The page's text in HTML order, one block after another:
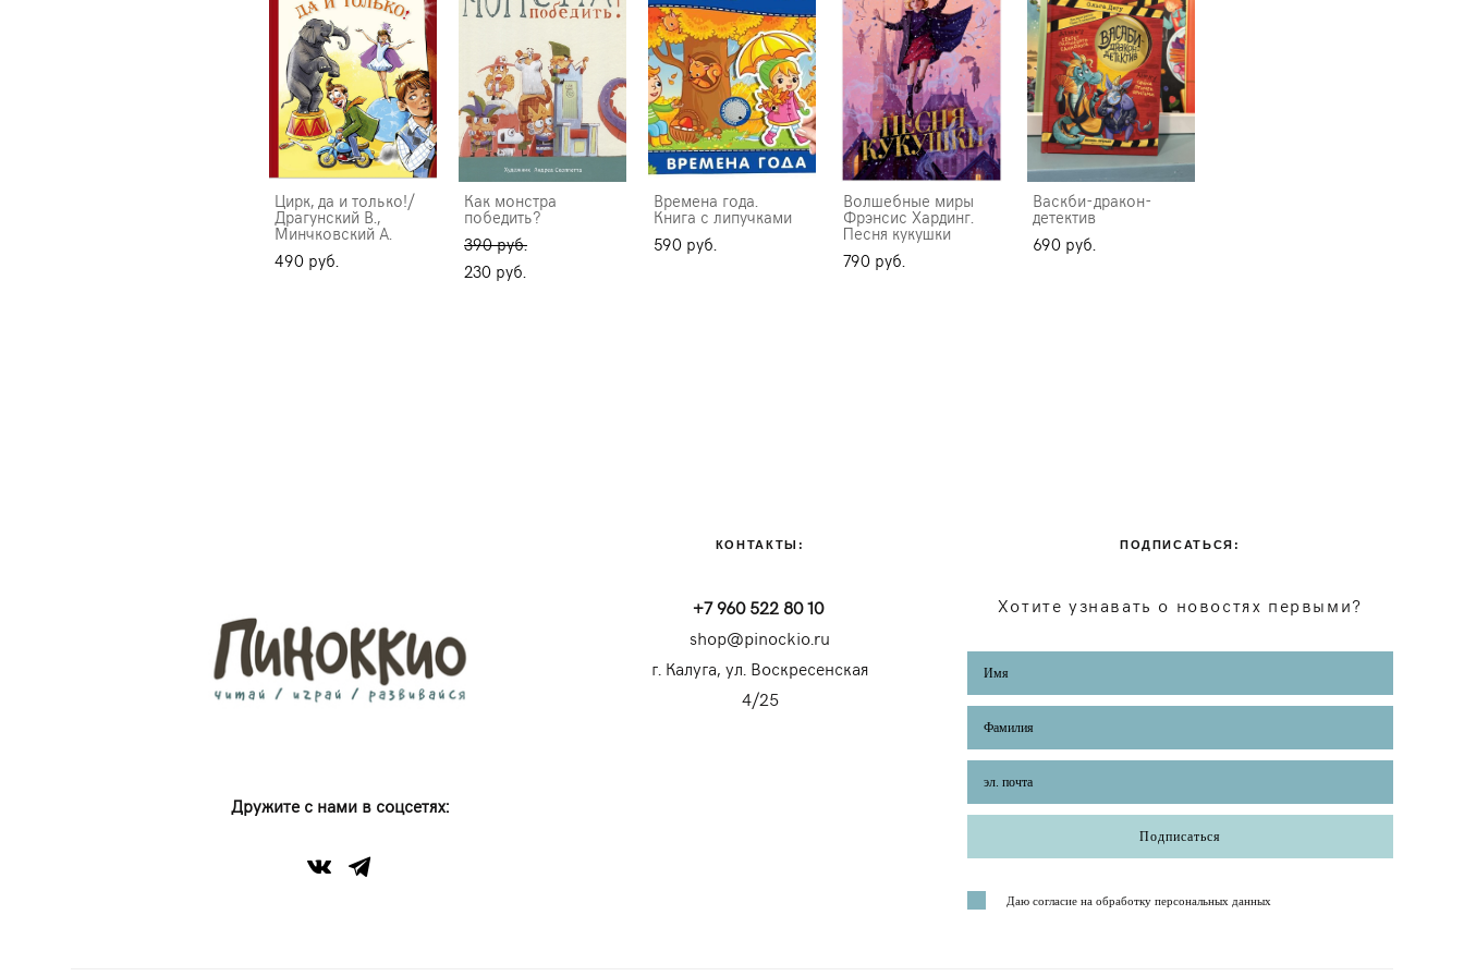
Цирк, да и только!/
Драгунский В.,
Минчковский А.
490 pуб.
Как монстра
победить?
390 pуб.
230 pуб.
Времена года.
Книга с липучками
590 pуб.
Волшебные миры
Фрэнсис Хардинг.
Песня кукушки
790 pуб.
Васкби-дракон-
детектив
690 pуб.
Дружите с нами в соцсетях:
КОНТАКТЫ:
+7 960 522 80 10
shop@pinockio.ru
г. Калуга, ул. Воскресенская
4/25
ПОДПИСАТЬСЯ:
Хотите узнавать о новостях первыми?
Подписаться
Даю согласие на обработку персональных данных